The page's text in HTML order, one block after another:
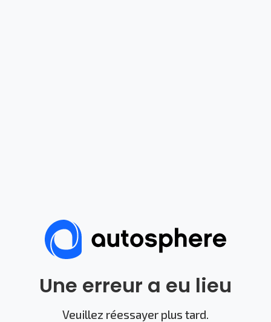
Une erreur a eu lieu
Veuillez réessayer plus tard.